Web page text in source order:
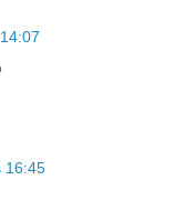
16:45